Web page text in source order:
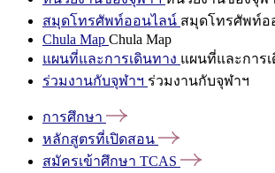
สมุดโทรศัพท์ออนไลน์ สมุดโทรศัพท์อ
Chula Map Chula Map
แผนที่และการเดินทาง แผนที่และการ
ร่วมงานกับจุฬาฯ ร่วมงานกับจุฬาฯ
การศึกษา
หลักสูตรที่เปิดสอน
สมัครเข้าศึกษา TCAS